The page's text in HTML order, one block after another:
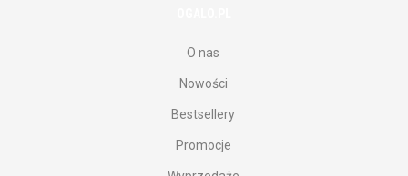
O nas
Nowości
Bestsellery
Promocje